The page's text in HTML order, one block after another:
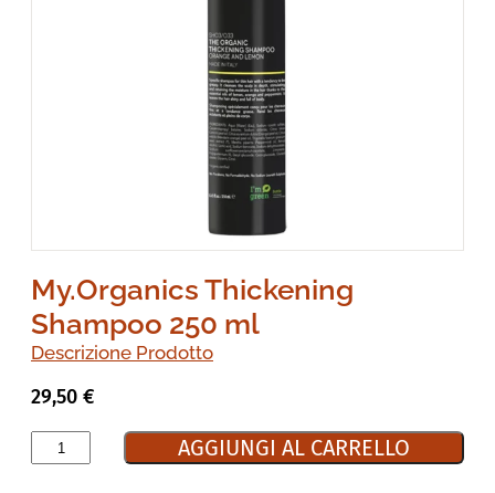
My.Organics Thickening
Shampoo 250 ml
Descrizione Prodotto
29,50 €
AGGIUNGI AL CARRELLO